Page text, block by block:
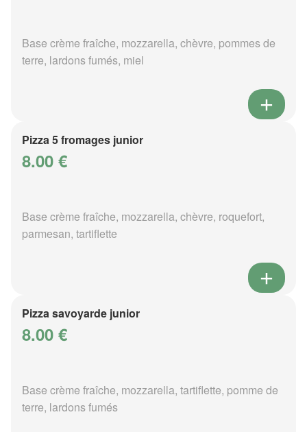
Base crème fraîche, mozzarella, chèvre, pommes de
terre, lardons fumés, miel
Pizza 5 fromages junior
8.00 €
Base crème fraîche, mozzarella, chèvre, roquefort,
parmesan, tartiflette
Pizza savoyarde junior
8.00 €
Base crème fraîche, mozzarella, tartiflette, pomme de
terre, lardons fumés